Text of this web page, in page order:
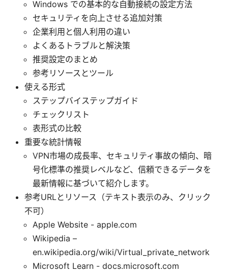
Windows での基本的な自動接続の設定方法
セキュリティを向上させる追加対策
企業利用と個人利用の違い
よくあるトラブルと解決策
推奨設定のまとめ
参考リソースとツール
使える形式
ステップバイステップガイド
チェックリスト
表形式の比較
重要な統計情報
VPN市場の成長率、セキュリティ事故の傾向、暗
号化標準の推奨レベルなど、信頼できるデータを
最新情報に基づいて紹介します。
参考URLとリソース（テキスト表示のみ、クリック
不可）
Apple Website - apple.com
Wikipedia –
en.wikipedia.org/wiki/Virtual_private_network
Microsoft Learn - docs.microsoft.com